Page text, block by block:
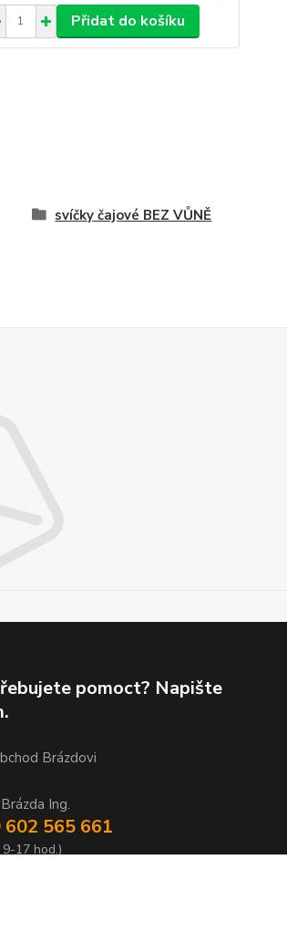
Přidat do košíku
svíčky čajové BEZ VŮNĚ
pomoct? Napište
Brázdovi
Ing.
602 565 661
9-17 hod.)